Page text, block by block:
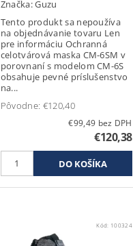
Značka:Guzu
Tento produkt sa nepoužíva
na objednávanie tovaru Len
pre informáciu Ochranná
celotvárová maska CM-6SM v
porovnaní s modelom CM-6S
obsahuje pevné príslušenstvo
na...
Pôvodne: €120,40
€99,49 bez DPH
€120,38
Kód: 100324